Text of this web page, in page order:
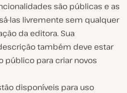
são públicas e as
las livremente sem qualquer
da editora. Sua
também deve estar
público para criar novos
disponíveis para uso